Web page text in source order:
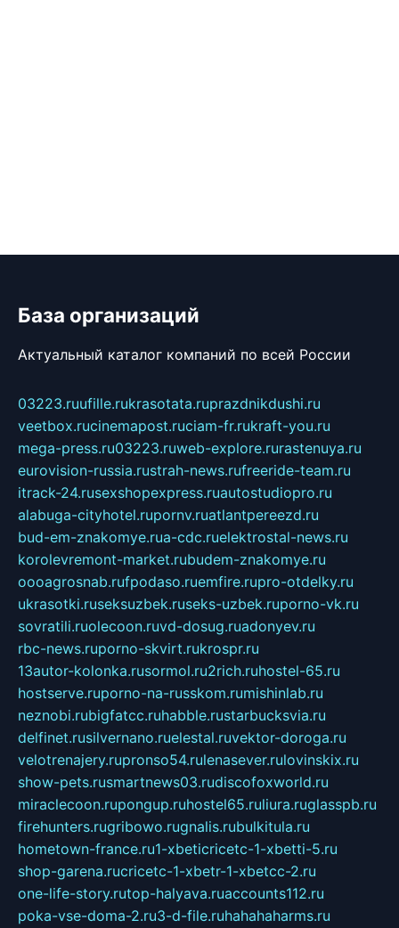
База организаций
Актуальный каталог компаний по всей России
03223.ruufille.rukrasotata.ruprazdnikdushi.ru
veetbox.rucinemapost.ruciam-fr.rukraft-you.ru
mega-press.ru03223.ruweb-explore.rurastenuya.ru
eurovision-russia.rustrah-news.rufreeride-team.ru
itrack-24.rusexshopexpress.ruautostudiopro.ru
alabuga-cityhotel.rupornv.ruatlantpereezd.ru
bud-em-znakomye.rua-cdc.ruelektrostal-news.ru
korolevremont-market.rubudem-znakomye.ru
oooagrosnab.rufpodaso.ruemfire.rupro-otdelky.ru
ukrasotki.ruseksuzbek.ruseks-uzbek.ruporno-vk.ru
sovratili.ruolecoon.ruvd-dosug.ruadonyev.ru
rbc-news.ruporno-skvirt.rukrospr.ru
13autor-kolonka.rusormol.ru2rich.ruhostel-65.ru
hostserve.ruporno-na-russkom.rumishinlab.ru
neznobi.rubigfatcc.ruhabble.rustarbucksvia.ru
delfinet.rusilvernano.ruelestal.ruvektor-doroga.ru
velotrenajery.rupronso54.rulenasever.rulovinskix.ru
show-pets.rusmartnews03.rudiscofoxworld.ru
miraclecoon.rupongup.ruhostel65.ruliura.ruglasspb.ru
firehunters.rugribowo.rugnalis.rubulkitula.ru
hometown-france.ru1-xbeticricetc-1-xbetti-5.ru
shop-garena.rucricetc-1-xbetr-1-xbetcc-2.ru
one-life-story.rutop-halyava.ruaccounts112.ru
poka-vse-doma-2.ru3-d-file.ruhahahaharms.ru